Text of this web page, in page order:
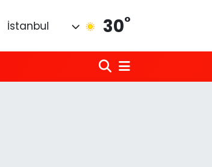
İstanbul 30°